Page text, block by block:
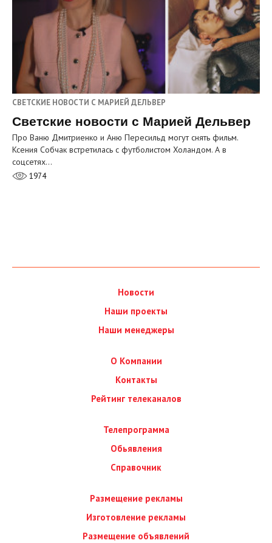
СВЕТСКИЕ НОВОСТИ С МАРИЕЙ ДЕЛЬВЕР
Светские новости с Марией Дельвер
Про Ваню Дмитриенко и Аню Пересильд могут снять фильм.
Ксения Собчак встретилась с футболистом Холандом. А в
соцсетях…
1974
Новости
Наши проекты
Наши менеджеры
О Компании
Контакты
Рейтинг телеканалов
Телепрограмма
Обьявления
Справочник
Размещение рекламы
Изготовление рекламы
Размещение объявлений